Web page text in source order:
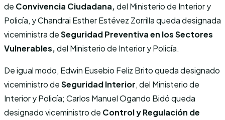
de Convivencia Ciudadana,del Ministerio de Interior y
Policía, y Chandrai Esther Estévez Zorrilla queda designada
viceministra deSeguridad Preventiva en los Sectores
Vulnerables,del Ministerio de Interior y Policía.
De igual modo, Edwin Eusebio Feliz Brito queda designado
viceministro deSeguridad Interior, del Ministerio de
Interior y Policía; Carlos Manuel Ogando Bidó queda
designado viceministro de Control y Regulación de